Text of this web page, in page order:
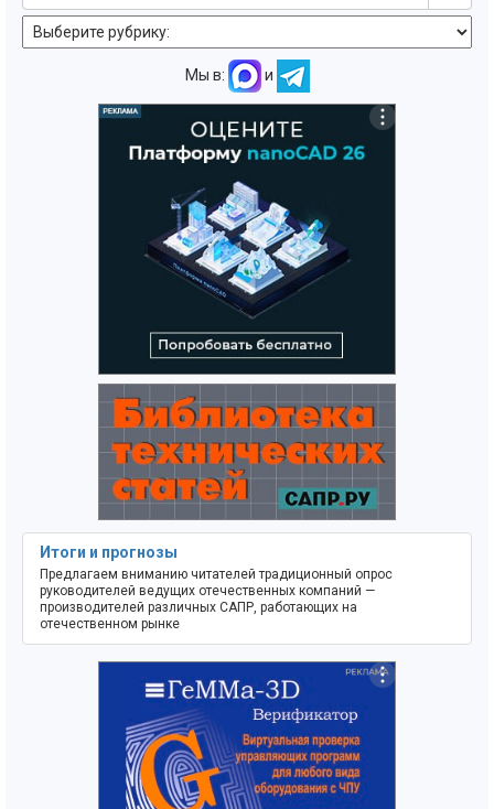
Мы в: и
Итоги и прогнозы
Предлагаем вниманию читателей традиционный опрос
руководителей ведущих отечественных компаний —
производителей различных САПР, работающих на
отечественном рынке